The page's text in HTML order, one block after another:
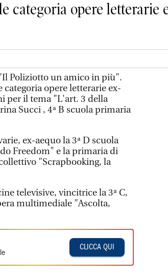
categoria opere letterarie
Poliziotto un amico in più".
opere letterarie ex-
per il tema "L'art. 3 della
Succi , 4ª B scuola primaria
ex-aequo la 3ª D scuola
Freedom" e la primaria di
"Scrapbooking, la
televisive, vincitrice la 3ª C,
multimediale "Ascolta,
CLICCA QUI